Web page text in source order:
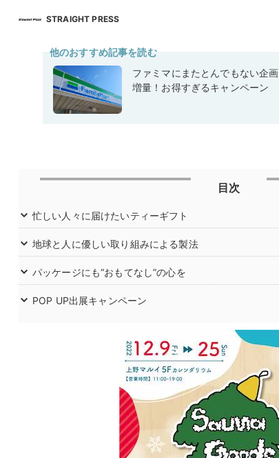
STRAIGHT PRESS
他のおすすめ記事を読む
ファミマにまたとんでもない企
増量！お得すぎるキャンペーン
目次
忙しい人々に届けたいティーギフト
地球と人に優しい取り組みによる製法
パッケージにも“おもてなし”の心を
POP UP出展キャンペーン